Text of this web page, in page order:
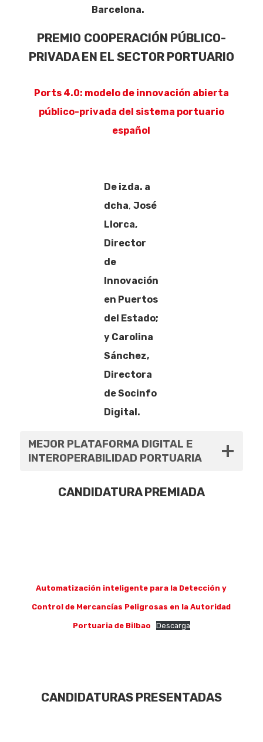
Barcelona.
PREMIO COOPERACIÓN PÚBLICO-
PRIVADA EN EL SECTOR PORTUARIO
Ports 4.0: modelo de innovación abierta
público-privada del sistema portuario
español
De izda. a
dcha,José
Llorca,
Director
de
Innovación
en Puertos
del Estado;
y Carolina
Sánchez,
Directora
de Socinfo
Digital.
MEJOR PLATAFORMA DIGITAL E
INTEROPERABILIDAD PORTUARIA
CANDIDATURA PREMIADA
Automatización inteligente para la Detección y
Control de Mercancías Peligrosas en la Autoridad
Portuaria de Bilbao Descarga
CANDIDATURAS PRESENTADAS
Empresas